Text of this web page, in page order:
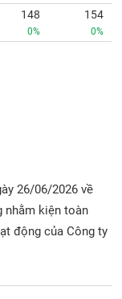
148
0%
154
0%
26/06/2026 về
nhằm kiện toàn
động của Công ty